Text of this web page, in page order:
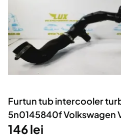
Servicii
Animale de companie
Afaceri și echipamente
Inchiriere Bunuri si Vehicule
Utilaje agricole si
Piese auto si accesorii
Dacia Duster
Furtun tub intercooler
5n0145840f Volkswagen
146 lei